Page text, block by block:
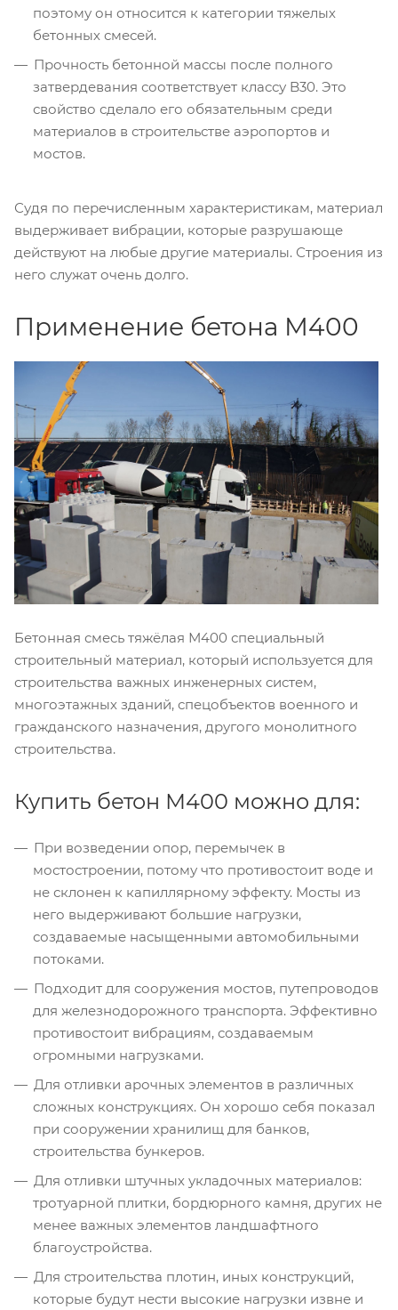
поэтому он относится к категории тяжелых
бетонных смесей.
Прочность бетонной массы после полного
затвердевания соответствует классу B30. Это
свойство сделало его обязательным среди
материалов в строительстве аэропортов и
мостов.
Судя по перечисленным характеристикам, материал
выдерживает вибрации, которые разрушающе
действуют на любые другие материалы. Строения из
него служат очень долго.
Применение бетона М400
Бетонная смесь тяжёлая М400 специальный
строительный материал, который используется для
строительства важных инженерных систем,
многоэтажных зданий, спецобъектов военного и
гражданского назначения, другого монолитного
строительства.
Купить бетон М400 можно для:
При возведении опор, перемычек в
мостостроении, потому что противостоит воде и
не склонен к капиллярному эффекту. Мосты из
него выдерживают большие нагрузки,
создаваемые насыщенными автомобильными
потоками.
Подходит для сооружения мостов, путепроводов
для железнодорожного транспорта. Эффективно
противостоит вибрациям, создаваемым
огромными нагрузками.
Для отливки арочных элементов в различных
сложных конструкциях. Он хорошо себя показал
при сооружении хранилищ для банков,
строительства бункеров.
Для отливки штучных укладочных материалов:
тротуарной плитки, бордюрного камня, других не
менее важных элементов ландшафтного
благоустройства.
Для строительства плотин, иных конструкций,
которые будут нести высокие нагрузки извне и